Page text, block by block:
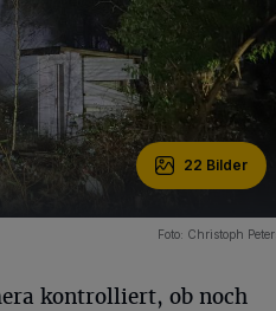
22 Bilder
Foto: Christoph
kontrolliert, ob noch